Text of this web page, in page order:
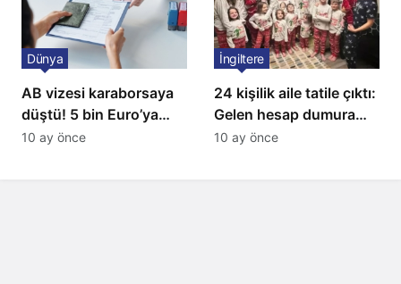
AB vizesi karaborsaya
düştü! 5 bin Euro’ya
varan fiyatlarla
Dünya
10 ay önce
24 kişilik aile tatile çıktı:
Gelen hesap dumura
uğrattı
İngiltere
10 ay önce